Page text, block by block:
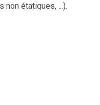
non étatiques, ...).